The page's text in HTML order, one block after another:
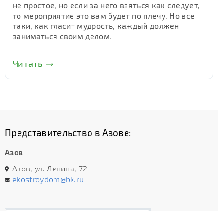
не простое, но если за него взяться как следует,
то мероприятие это вам будет по плечу. Но все
таки, как гласит мудрость, каждый должен
заниматься своим делом.
Читать
Представительство в Азове:
Азов
Азов, ул. Ленина, 72
ekostroydom@bk.ru